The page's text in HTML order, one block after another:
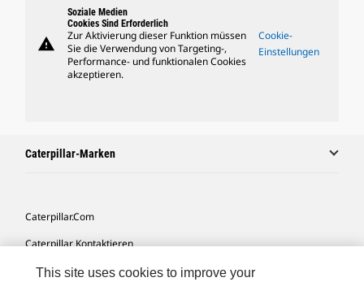
warning
Soziale Medien
Cookies Sind Erforderlich
Zur Aktivierung dieser Funktion müssen
Sie die Verwendung von Targeting-,
Performance- und funktionalen Cookies
akzeptieren.
Cookie-
Einstellungen
Caterpillar-Marken
Caterpillar.com
Caterpillar Kontaktieren
Meine Marketing-Präferenzen
This site uses cookies to improve your